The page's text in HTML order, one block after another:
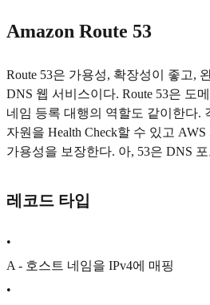
Amazon Route 53
Route 53은 가용성, 확장성이 좋고,
DNS 웹 서비스이다. Route 53은 도
네임 등록 대행의 역할도 같이한다.
자원을 Health Check할 수 있고
가용성을 보장한다. 아, 53은 DNS
레코드 타입
•
A - 호스트 네임을 IPv4에 매핑
•